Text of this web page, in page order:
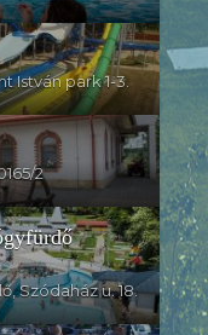
István park 1-3.
2
Szódaház u. 18.